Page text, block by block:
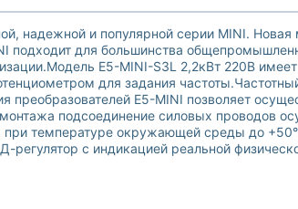
надежной и популярной серии MINI.
подходит для большинства
E5-MINI-S3L 2,2кВт 220В
для задания
преобразователей Е5-MINI позволяет
подсоединение силовых проводов
температуре окружающей среды до
с индикацией реальной